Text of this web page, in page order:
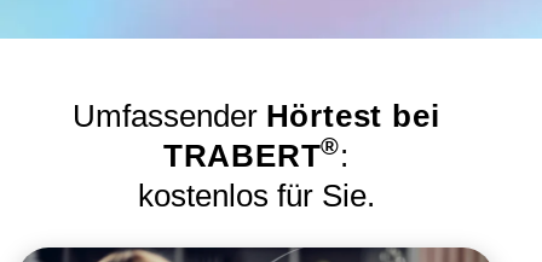
Umfassender Hörtest bei
TRABERT®:
kostenlos für Sie.